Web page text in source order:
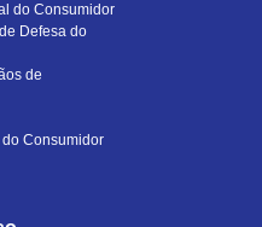
do Consumidor
Defesa do
de
Consumidor